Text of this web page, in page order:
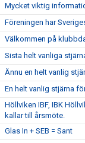
Mycket viktig
Föreningen har
Välkommen på
Sista helt vanliga
Ännu en helt vanlig
En helt vanlig stjärna
Höllviken IBF, IBK
kallar till årsmöte.
Glas In + SEB = Sant